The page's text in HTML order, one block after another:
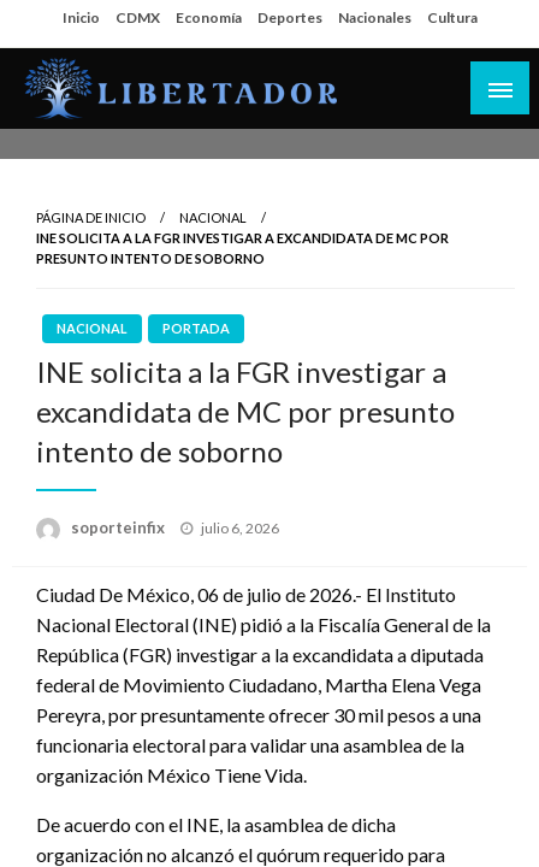
al
contenido
Inicio CDMX Economía Deportes Nacionales Cultura
PÁGINA DE INICIO
NACIONAL
INE SOLICITA A LA FGR INVESTIGAR A EXCANDIDATA DE MC POR
PRESUNTO INTENTO DE SOBORNO
NACIONAL PORTADA
INE solicita a la FGR investigar a
excandidata de MC por presunto
intento de soborno
soporteinfix
Publicado
julio 6, 2026
Ciudad De México, 06 de julio de 2026.- El Instituto
Nacional Electoral (INE) pidió a la Fiscalía General de la
República (FGR) investigar a la excandidata a diputada
federal de Movimiento Ciudadano, Martha Elena Vega
Pereyra, por presuntamente ofrecer 30 mil pesos a una
funcionaria electoral para validar una asamblea de la
organización México Tiene Vida.
De acuerdo con el INE, la asamblea de dicha
organización no alcanzó el quórum requerido para